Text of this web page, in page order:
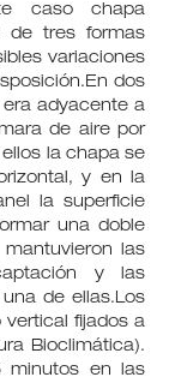
caso chapa
de tres formas
variaciones
dos
adyacente a
de aire por
la chapa se
y en la
la superficie
una doble
las
y las
de ellas.Los
vertical fijados a
Bioclimática).
minutos en las